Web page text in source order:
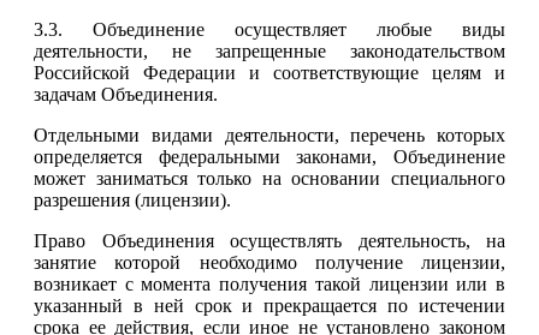
3.3. Объединение осуществляет любые виды
деятельности, не запрещенные законодательством
Российской Федерации и соответствующие целям и
задачам Объединения.
Отдельными видами деятельности, перечень которых
определяется федеральными законами, Объединение
может заниматься только на основании специального
разрешения (лицензии).
Право Объединения осуществлять деятельность, на
занятие которой необходимо получение лицензии,
возникает с момента получения такой лицензии или в
указанный в ней срок и прекращается по истечении
срока ее действия, если иное не установлено законом